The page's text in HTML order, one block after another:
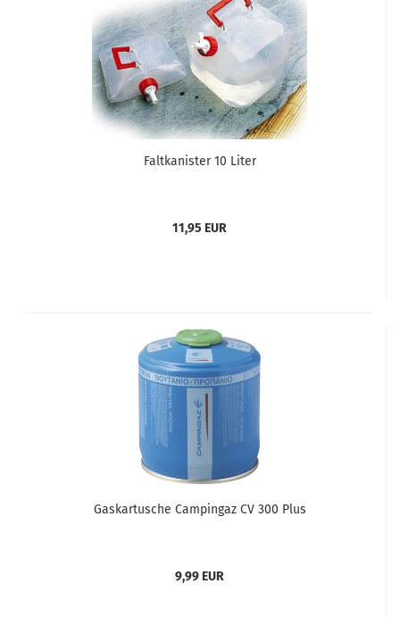
Faltkanister 10 Liter
11,95 EUR
Gaskartusche Campingaz CV 300 Plus
9,99 EUR